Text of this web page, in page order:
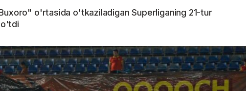
o'rtasida o'tkaziladigan Superliganing 21-tur